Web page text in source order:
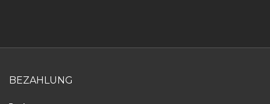
BEZAHLUNG